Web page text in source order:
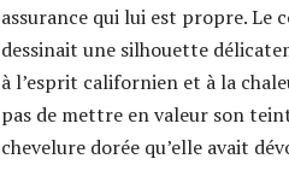
assurance qui lui est propre. Le
dessinait une silhouette
à l’esprit californien et à la
pas de mettre en valeur son
chevelure dorée qu’elle avait